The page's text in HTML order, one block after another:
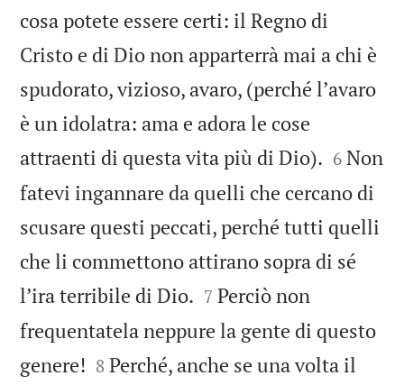
cosa potete essere certi: il Regno di
Cristo e di Dio non apparterrà mai a chi è
spudorato, vizioso, avaro, (perché lʼavaro
è un idolatra: ama e adora le cose
attraenti di questa vita più di Dio). 

6 Non
fatevi ingannare da quelli che cercano di
scusare questi peccati, perché tutti quelli
che li commettono attirano sopra di sé
lʼira terribile di Dio. 

7 Perciò non
frequentatela neppure la gente di questo
genere! 

8 Perché, anche se una volta il